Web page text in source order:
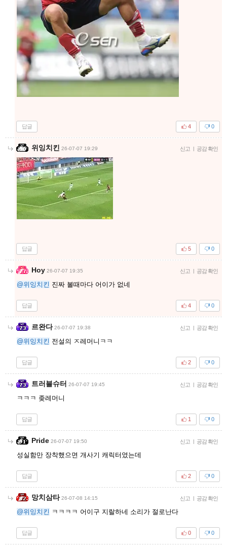
답글 0
4
위잉치킨 26-07-07 19:29 신고 | 공감 확인
답글 0
5
Hoy 26-07-07 19:35 신고 | 공감 확인
@위잉치킨 진짜 볼때마다 어이가 없네
답글 0
4
르완다 26-07-07 19:38 신고 | 공감 확인
@위잉치킨 전설의 ㅈ레머니ㅋㅋ
답글 0
2
트러블슈터 26-07-07 19:45 신고 | 공감 확인
ㅋㅋㅋ 좆레머니
답글 0
1
Pride 26-07-07 19:50 신고 | 공감 확인
성실함만 장착했으면 개사기 캐릭터였는데
답글 0
2
망치삼타 26-07-08 14:15 신고 | 공감 확인
@위잉치킨 ㅋㅋㅋㅋ 어이구 지랄하네 소리가 절로난다
답글 0
0